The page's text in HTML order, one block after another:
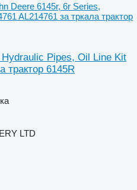
Deere 6145r, 6r Series,
AL214761 за тркала трактор
Pipes, Oil Line Kit
трактор 6145R
LTD